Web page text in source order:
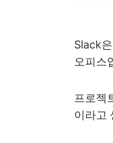
Slack
오피스
프로젝
이라고